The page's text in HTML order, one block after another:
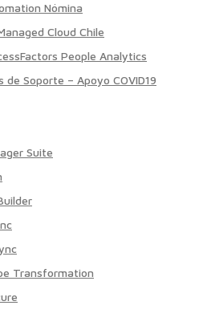
Nómina
Cloud Chile
People Analytics
de Soporte – Apoyo COVID19
Suite
Transformation